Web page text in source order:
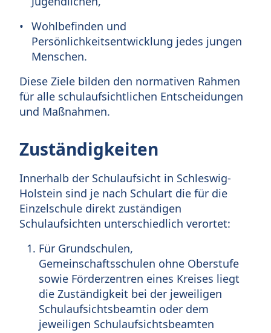
Wohlbefinden und
Persönlichkeitsentwicklung jedes jungen
Menschen.
Diese Ziele bilden den normativen Rahmen
für alle schulaufsichtlichen Entscheidungen
und Maßnahmen.
Zuständigkeiten
Innerhalb der Schulaufsicht in Schleswig-
Holstein sind je nach Schulart die für die
Einzelschule direkt zuständigen
Schulaufsichten unterschiedlich verortet:
Für Grundschulen,
Gemeinschaftsschulen ohne Oberstufe
sowie Förderzentren eines Kreises liegt
die Zuständigkeit bei der jeweiligen
Schulaufsichtsbeamtin oder dem
jeweiligen Schulaufsichtsbeamten